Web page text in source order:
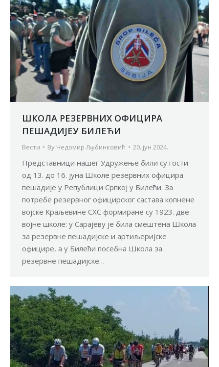
ШКОЛA РЕЗЕРВНИХ ОФИЦИРА
ПЕШАДИЈЕУ БИЛЕЋИ
Вести By Чедомир Љубинковић 20. јун 2024.
Представници нашег Удружење били су гости
од 13. до 16. јуна Школе резервних официра
пешадије у Републици Српкој у Билећи. За
потребе резервног официрског састава копнене
војске Краљевине СХС формиране су 1923. две
војне школе: у Сарајеву је била смештена Школа
за резервне пешадијске и артиљеријске
официре, а у Билећи посебна Школа за
резервне пешадијске…